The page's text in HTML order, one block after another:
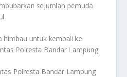
sejumlah pemuda
himbau untuk kembali ke
Polresta Bandar Lampung.
Polresta Bandar Lampung